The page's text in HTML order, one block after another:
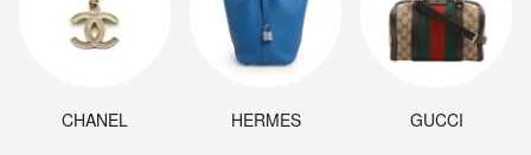
CHANEL HERMES GUCCI